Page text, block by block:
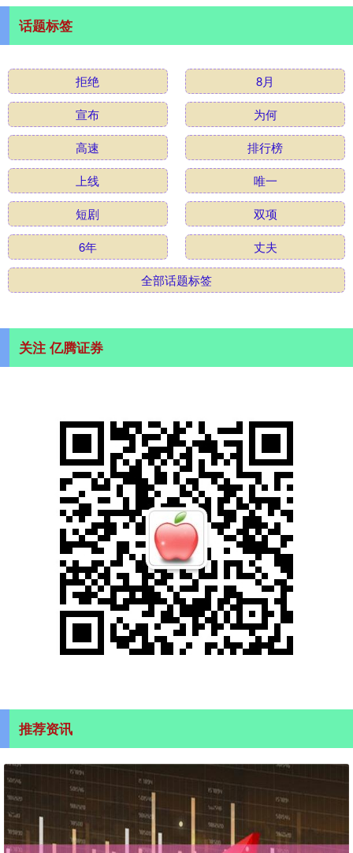
话题标签
拒绝
8月
宣布
为何
高速
排行榜
上线
唯一
短剧
双项
6年
丈夫
全部话题标签
关注 亿腾证券
推荐资讯